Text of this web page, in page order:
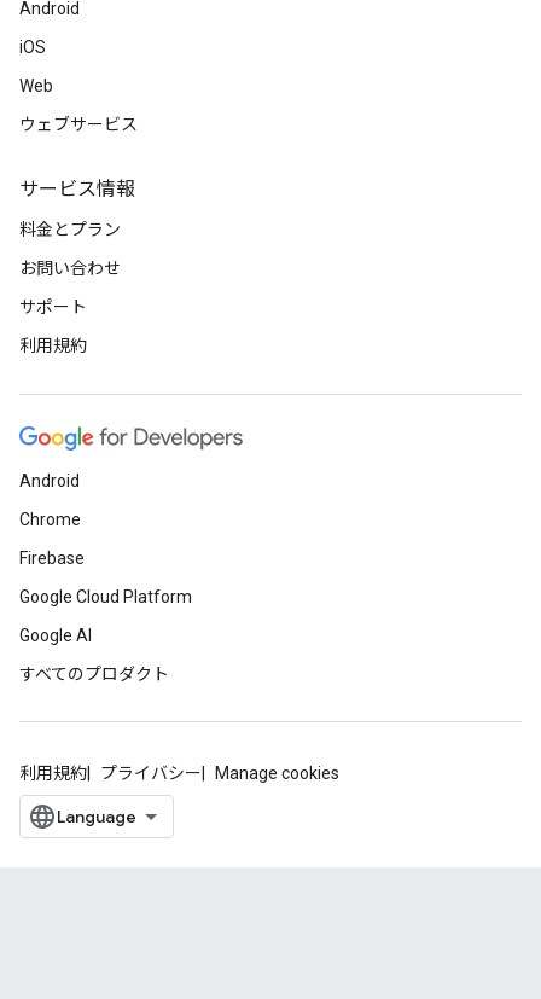
Android
iOS
Web
ウェブサービス
サービス情報
料金とプラン
お問い合わせ
サポート
利用規約
Android
Chrome
Firebase
Google Cloud Platform
Google AI
すべてのプロダクト
利用規約 プライバシー Manage cookies